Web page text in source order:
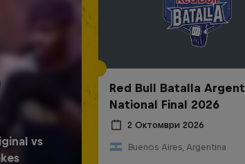
Red Bull Batalla
National Final 2026
2 Октомври 2026
Buenos Aires, Argentina